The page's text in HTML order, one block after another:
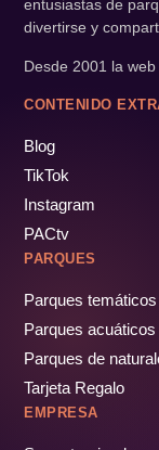
entusiastas de
divertirse y
Desde 2001 la web
CONTENIDO
Blog
TikTok
Instagram
PACtv
PARQUES
Parques temáticos
Parques acuáticos
Parques de
Tarjeta Regalo
EMPRESA